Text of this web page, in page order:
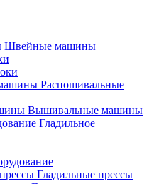
Швейные машины
Распошивальные
Вышивальные машины
Гладильное
Гладильные прессы